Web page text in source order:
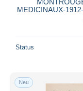
MEDICINAUX-
Status
Neu